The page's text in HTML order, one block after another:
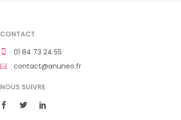
CONTACT
01 84 73 24 55
contact@anuneo.fr
NOUS SUIVRE